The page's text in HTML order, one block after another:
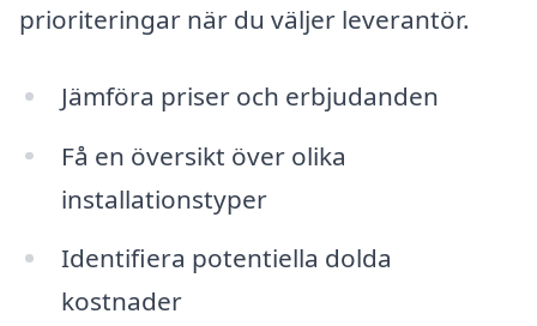
prioriteringar när du väljer leverantör.
Jämföra priser och erbjudanden
Få en översikt över olika
installationstyper
Identifiera potentiella dolda
kostnader